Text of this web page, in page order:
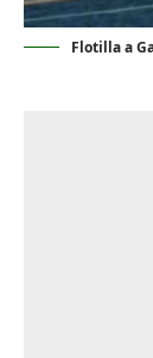
Flotilla a